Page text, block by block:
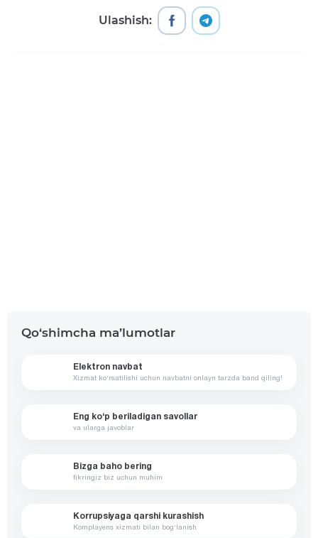
Ulashish:
Qo‘shimcha ma’lumotlar
Elektron navbat
Xizmat ko‘rsatilishi uchun navbatni onlayn tarzda band qiling!
Eng ko‘p beriladigan savollar
va ularga javoblar
Bizga baho bering
fikringiz biz uchun muhim
Korrupsiyaga qarshi kurashish
Komplayens xizmati bilan bog‘lanish